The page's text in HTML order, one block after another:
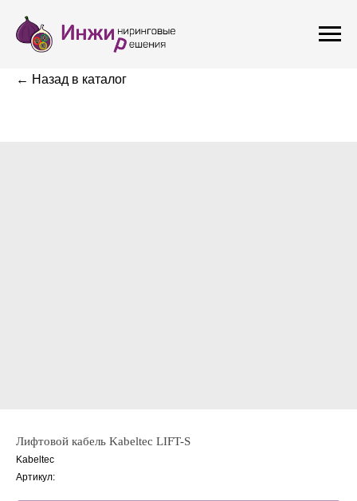
← Назад в каталог
Лифтовой кабель Kabeltec LIFT-S
Kabeltec
Артикул: